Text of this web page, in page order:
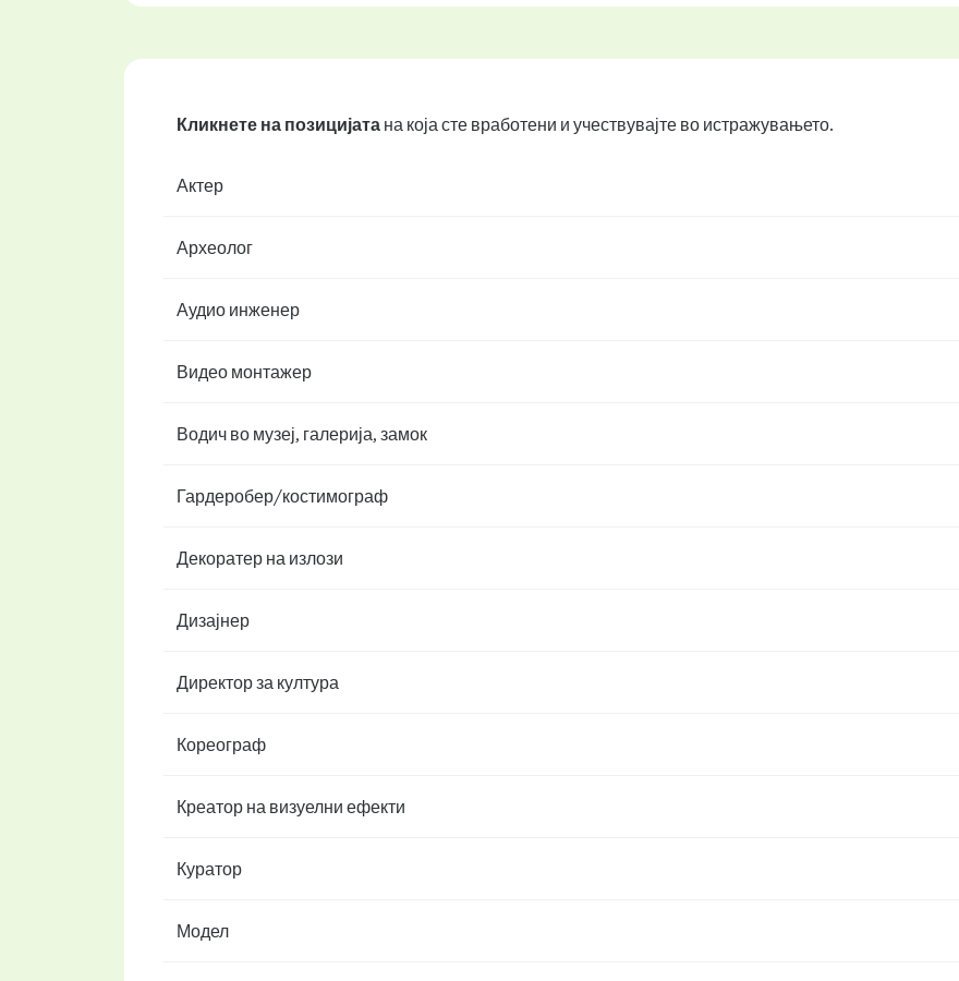
Кликнете на позицијата на која сте вработени и учествувајте во истражувањето.
Актер
Археолог
Аудио инженер
Видео монтажер
Водич во музеј, галерија, замок
Гардеробер/костимограф
Декоратер на излози
Дизајнер
Директор за култура
Кореограф
Креатор на визуелни ефекти
Куратор
Модел